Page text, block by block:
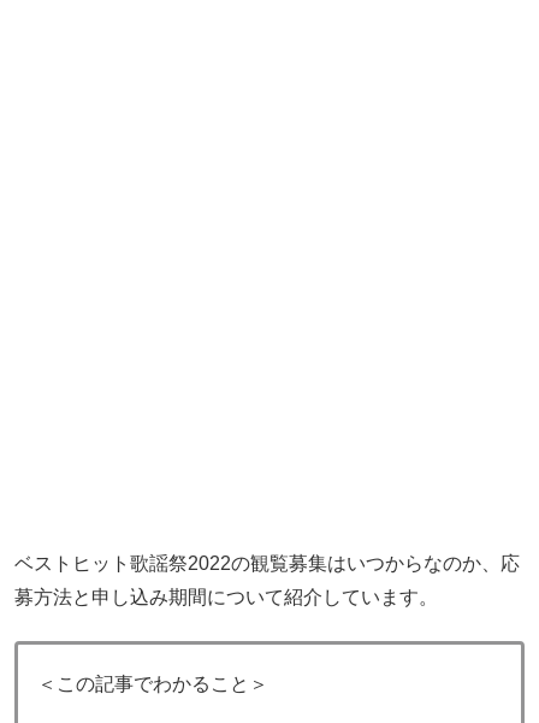
ベストヒット歌謡祭2022の観覧募集はいつからなのか、応
募方法と申し込み期間について紹介しています。
＜この記事でわかること＞